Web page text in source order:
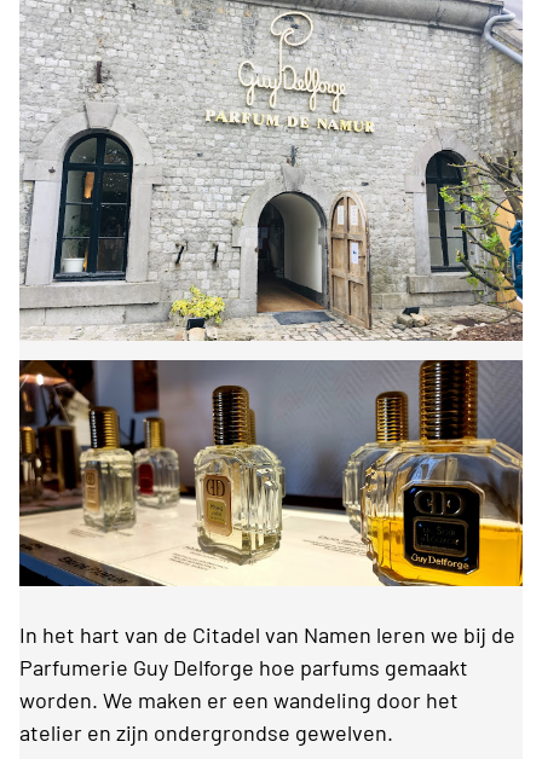
In het hart van de Citadel van Namen leren we bij de
Parfumerie Guy Delforge hoe parfums gemaakt
worden. We maken er een wandeling door het
atelier en zijn ondergrondse gewelven.